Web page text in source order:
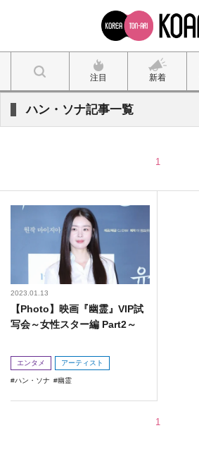
注目 新着
ハン・ソナ記事一覧
1
2023.01.13
【Photo】映画『幽霊』VIP試
写会～女性スター編 Part2～
エンタメ アーティスト
ハン・ソナ 幽霊
1